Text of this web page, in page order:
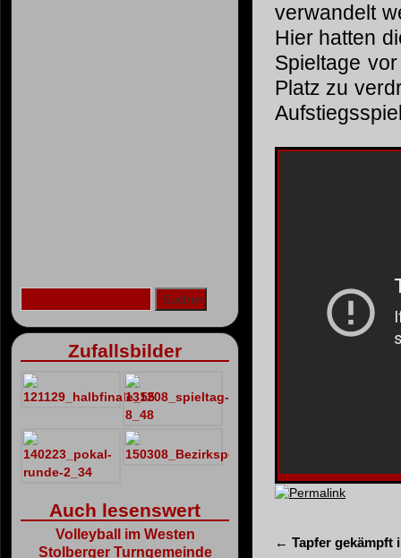
verwandelt
Hier hatten
Spieltage
Platz zu
Permalink
← Tapfer gekämpft
Zufallsbilder
Auch lesenswert
Volleyball im Westen
Stolberger Turngemeinde